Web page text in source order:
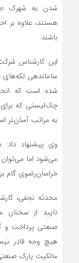
شدن به شهرک
هستند، علاوه بر
باشند.
این کارشناس
ساماندهی
شده است که
چک‌لیستی که برای
به مراتب آسان‌تر
وی پیشنهاد داد:
می‌شود اما
خراسان‌رضوی گام
محدثه نجفی،
تایید از
صنعتی پرداخت و
هیچ وجه قادر
مالکیت پارک